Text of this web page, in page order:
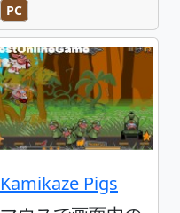
PC
Kamikaze Pigs